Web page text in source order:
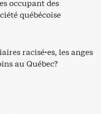
occupant des
québécoise
racisé·es, les anges
au Québec?